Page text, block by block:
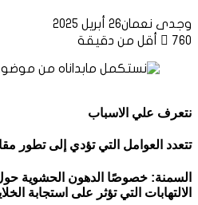
وجدى نعمان26 أبريل 2025
760
أقل من دقيقة
نتعرف علي الاسباب
تتعدد العوامل التي تؤدي إلى تطور
السمنة: خصوصًا الدهون الحشوية
الالتهابات التي تؤثر على استجابة